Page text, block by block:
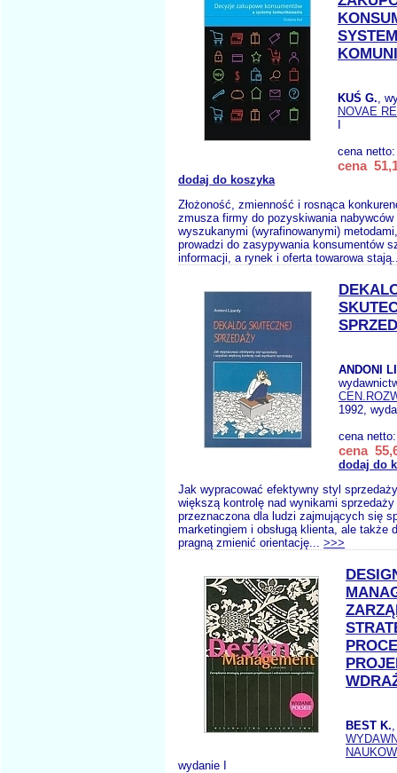
KUŚ G.,
NOVAE
cena
cena
dodaj do koszyka
Złożoność, zmienność i rosnąca
zmusza firmy do pozyskiwania nabywców
wyszukanymi (wyrafinowanymi)
prowadzi do zasypywania konsumentów
informacji, a rynek i oferta towarowa
ANDONI
1992,
cena
cena
dodaj do
Jak wypracować efektywny styl
większą kontrolę nad wynikami
przeznaczona dla ludzi zajmujących się
marketingiem i obsługą klienta, ale także
pragną zmienić orientację... >>>
BEST K.
wydanie I